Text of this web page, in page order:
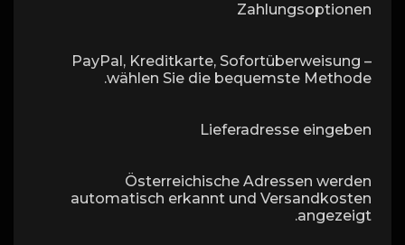
Zahlungsoptionen
PayPal, Kreditkarte, Sofortüberweisung –
wählen Sie die bequemste Methode.
Lieferadresse eingeben
Österreichische Adressen werden
automatisch erkannt und Versandkosten
angezeigt.